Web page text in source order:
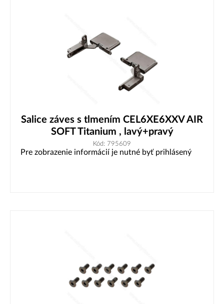
Salice záves s tlmením CEL6XE6XXV AIR
SOFT Titanium , lavý+pravý
Kód: 795609
Pre zobrazenie informácií je nutné byť prihlásený